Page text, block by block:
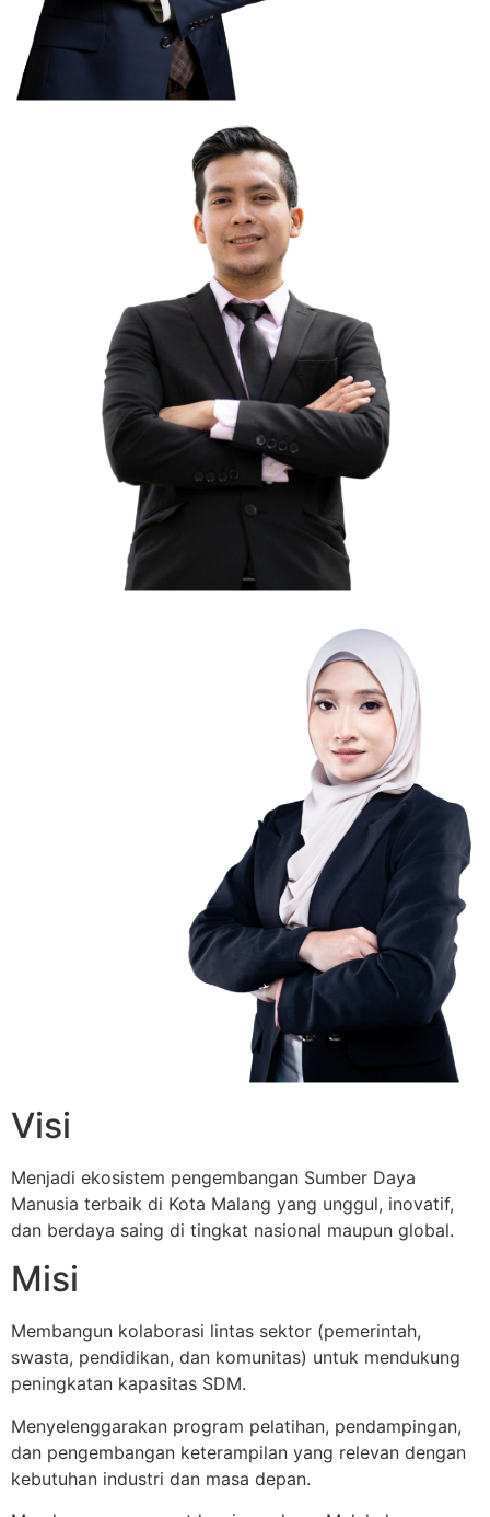
Visi
Menjadi ekosistem pengembangan Sumber Daya
Manusia terbaik di Kota Malang yang unggul, inovatif,
dan berdaya saing di tingkat nasional maupun global.
Misi
Membangun kolaborasi lintas sektor (pemerintah,
swasta, pendidikan, dan komunitas) untuk mendukung
peningkatan kapasitas SDM.
Menyelenggarakan program pelatihan, pendampingan,
dan pengembangan keterampilan yang relevan dengan
kebutuhan industri dan masa depan.